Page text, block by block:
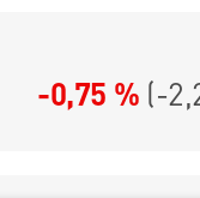
-0,75 % (-